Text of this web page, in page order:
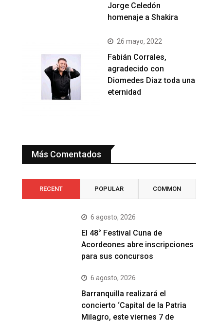
Jorge Celedón
homenaje a Shakira
26 mayo, 2022
Fabián Corrales,
agradecido con
Diomedes Diaz toda una
eternidad
Más Comentados
RECENT POPULAR COMMON
6 agosto, 2026
El 48° Festival Cuna de
Acordeones abre inscripciones
para sus concursos
6 agosto, 2026
Barranquilla realizará el
concierto ‘Capital de la Patria
Milagro, este viernes 7 de